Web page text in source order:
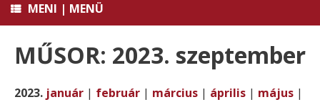
MENI | MENÜ
MŰSOR: 2023. szeptember
2023. január | február | március | április | május |